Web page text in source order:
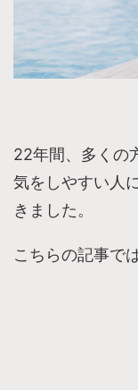
22年間、多くの
気をしやすい人
きました。
こちらの記事で